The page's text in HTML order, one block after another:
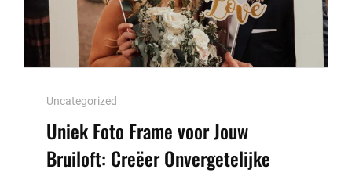
Cat
Links
Uncategorized
Uniek Foto Frame voor Jouw
Bruiloft: Creëer Onvergetelijke